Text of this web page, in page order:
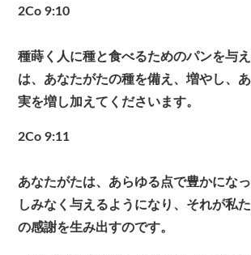
2Co 9:10
種蒔く人に種と食べるためのパンを与
は、あなたがたの種を備え、増やし、
実を増し加えてくださいます。
2Co 9:11
あなたがたは、あらゆる点で豊かにな
しみなく与えるようになり、それが私
の感謝を生み出すのです。